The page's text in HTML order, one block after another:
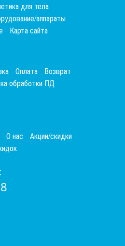
для тела
аппараты
Карта сайта
Оплата
Возврат
обработки ПД
О нас
Акции/скидки